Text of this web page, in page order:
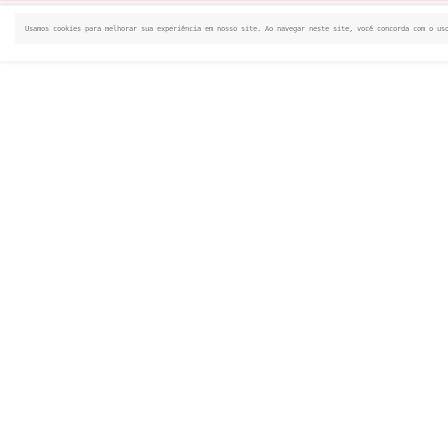
Usamos cookies para melhorar sua experiência em nosso site. Ao navegar neste site, você concorda com o